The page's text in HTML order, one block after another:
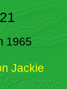
1965
Jackie